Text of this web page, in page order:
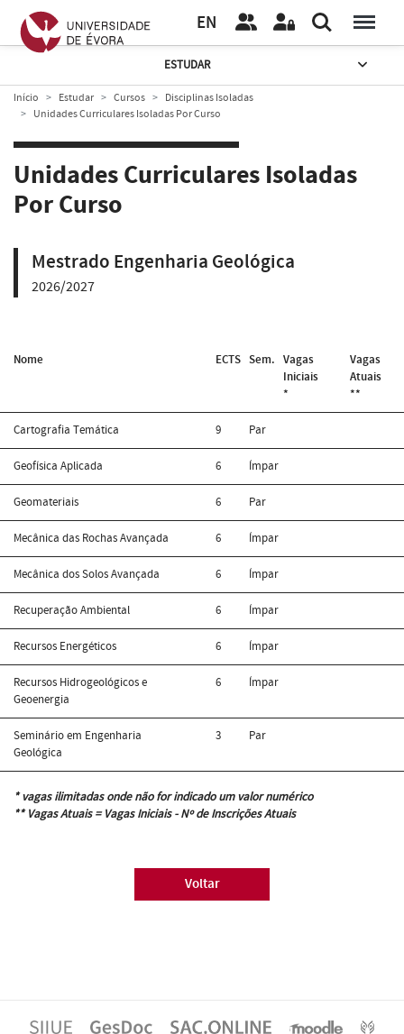
EN
ESTUDAR
Início Estudar Cursos
Disciplinas Isoladas
Unidades Curriculares Isoladas Por Curso
Unidades Curriculares Isoladas
Por Curso
Mestrado Engenharia Geológica
2026/2027
Nome ECTS Sem. Vagas
Iniciais
*
Vagas
Atuais
**
Cartografia Temática 9 Par
Geofísica Aplicada 6 Ímpar
Geomateriais 6 Par
Mecânica das Rochas Avançada 6 Ímpar
Mecânica dos Solos Avançada 6 Ímpar
Recuperação Ambiental 6 Ímpar
Recursos Energéticos 6 Ímpar
Recursos Hidrogeológicos e
Geoenergia
6 Ímpar
Seminário em Engenharia
Geológica
3 Par
* vagas ilimitadas onde não for indicado um valor numérico
** Vagas Atuais = Vagas Iniciais - Nº de Inscrições Atuais
Voltar